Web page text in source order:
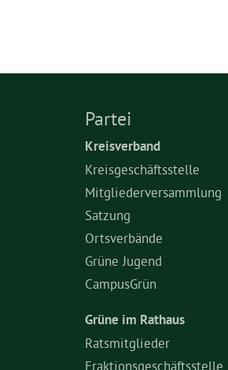
Partei
Kreisverband
Kreisgeschäftsstelle
Mitgliederversammlung
Satzung
Ortsverbände
Grüne Jugend
CampusGrün
Grüne im Rathaus
Ratsmitglieder
Fraktionsgeschäftsstelle